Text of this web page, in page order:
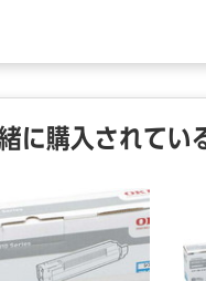
に購入されてい